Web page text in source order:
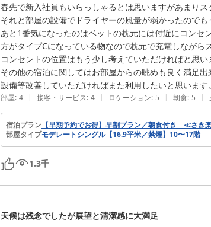
春先で新入社員もいらっしゃるとは思いますがあまり
それと部屋の設備でドライヤーの風量が弱かったので
あと1番気になったのはベットの枕元には付近にコンセ
方がタイプCになっている物なので枕元で充電しながら
コンセントの位置はもう少し考えていただければと思い
その他の宿泊に関してはお部屋からの眺めも良く満足出
設備等改善していただければまた利用したいと思います。
部屋: 4 | 接客・サービス: 4 | ロケーション: 5 | 朝食: 5 |
宿泊プラン 【早期予約でお得】早割プラン／朝食付き ≪さき
部屋タイプモデレートシングル【16.9平米／禁煙】10〜17階
1.3千
天候は残念でしたが展望と清潔感に大満足